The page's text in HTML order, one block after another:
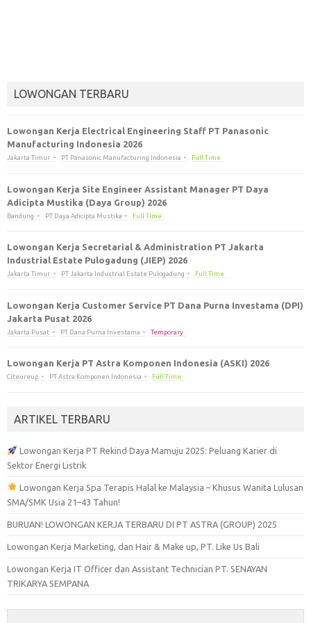
LOWONGAN TERBARU
Lowongan Kerja Electrical Engineering Staff PT Panasonic
Manufacturing Indonesia 2026
Jakarta Timur PT Panasonic Manufacturing Indonesia Full Time
Lowongan Kerja Site Engineer Assistant Manager PT Daya
Adicipta Mustika (Daya Group) 2026
Bandung PT Daya Adicipta Mustika Full Time
Lowongan Kerja Secretarial & Administration PT Jakarta
Industrial Estate Pulogadung (JIEP) 2026
Jakarta Timur PT Jakarta Industrial Estate Pulogadung Full Time
Lowongan Kerja Customer Service PT Dana Purna Investama (DPI)
Jakarta Pusat 2026
Jakarta Pusat PT Dana Purna Investama Temporary
Lowongan Kerja PT Astra Komponen Indonesia (ASKI) 2026
Citeureup PT Astra Komponen Indonesia Full Time
ARTIKEL TERBARU
Lowongan Kerja PT Rekind Daya Mamuju 2025: Peluang Karier di
Sektor Energi Listrik
Lowongan Kerja Spa Terapis Halal ke Malaysia – Khusus Wanita Lulusan
SMA/SMK Usia 21–43 Tahun!
BURUAN! LOWONGAN KERJA TERBARU DI PT ASTRA (GROUP) 2025
Lowongan Kerja Marketing, dan Hair & Make up, PT. Like Us Bali
Lowongan Kerja IT Officer dan Assistant Technician PT. SENAYAN
TRIKARYA SEMPANA